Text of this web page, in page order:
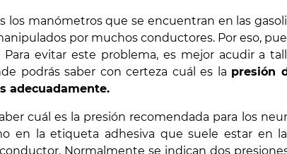
manómetros que se encuentran en las
por muchos conductores. Por eso,
evitar este problema, es mejor acudir a
podrás saber con certeza cuál es la presión
adecuadamente.
cuál es la presión recomendada para los
en la etiqueta adhesiva que suele estar en
Normalmente se indican dos